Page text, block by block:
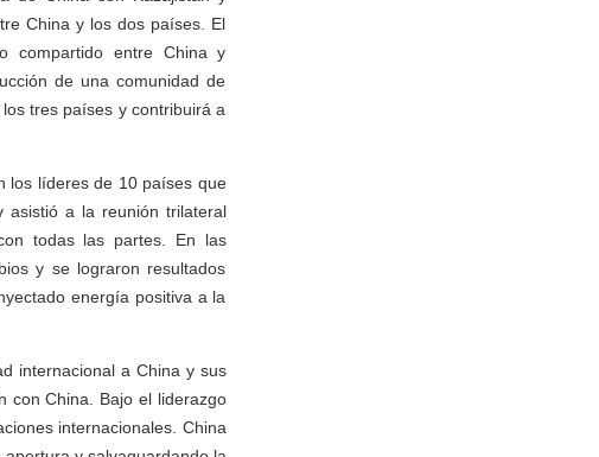
China y los dos países. El
compartido entre China y
de una comunidad de
tres países y contribuirá a
los líderes de 10 países que
asistió a la reunión trilateral
todas las partes. En las
y se lograron resultados
energía positiva a la
internacional a China y sus
con China. Bajo el liderazgo
internacionales. China